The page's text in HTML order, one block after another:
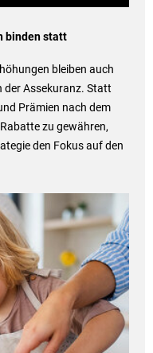
binden statt
bleiben auch
der Assekuranz. Statt
Prämien nach dem
zu gewähren,
den Fokus auf den